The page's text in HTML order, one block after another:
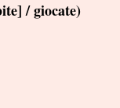
/ giocate)